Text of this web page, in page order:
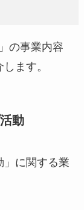
の事業内容
ます。
動
」に関する業